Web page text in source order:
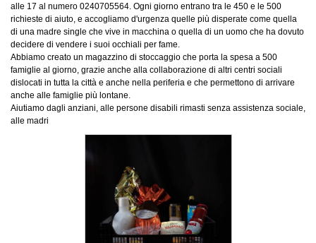
alle 17 al numero 0240705564. Ogni giorno entrano tra le 450 e le 500
richieste di aiuto, e accogliamo d'urgenza quelle più disperate come quella
di una madre single che vive in macchina o quella di un uomo che ha dovuto
decidere di vendere i suoi occhiali per fame.
Abbiamo creato un magazzino di stoccaggio che porta la spesa a 500
famiglie al giorno, grazie anche alla collaborazione di altri centri sociali
dislocati in tutta la città e anche nella periferia e che permettono di arrivare
anche alle famiglie più lontane.
Aiutiamo dagli anziani, alle persone disabili rimasti senza assistenza sociale,
alle madri